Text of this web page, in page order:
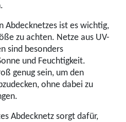
Abdecknetzes ist es wichtig,
zu achten. Netze aus UV-
sind besonders
und Feuchtigkeit.
genug sein, um den
ohne dabei zu
Abdecknetz sorgt dafür,